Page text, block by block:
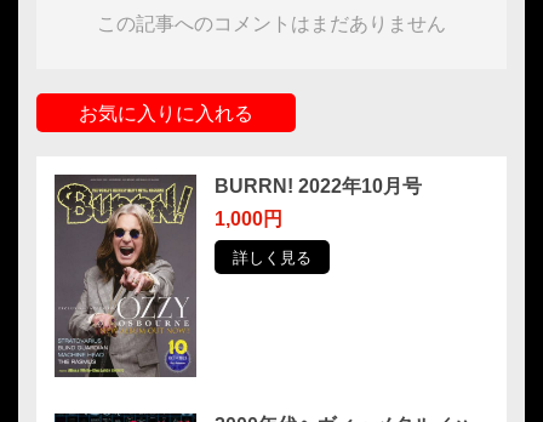
この記事へのコメントはまだありません
お気に入りに入れる
BURRN! 2022年10月号
1,000円
詳しく見る